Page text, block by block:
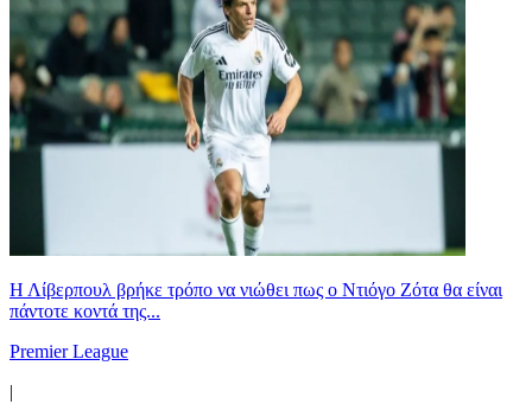
Η Λίβερπουλ βρήκε τρόπο να νιώθει πως ο Ντιόγο Ζότα θα είναι
πάντοτε κοντά της...
Premier League
|